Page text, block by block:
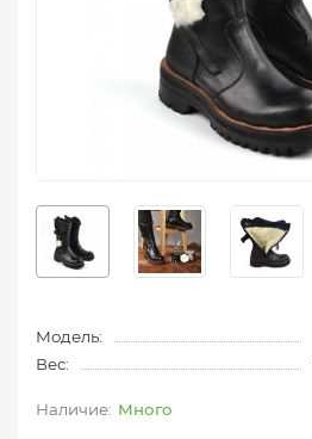
Модель:
Вес:
Много